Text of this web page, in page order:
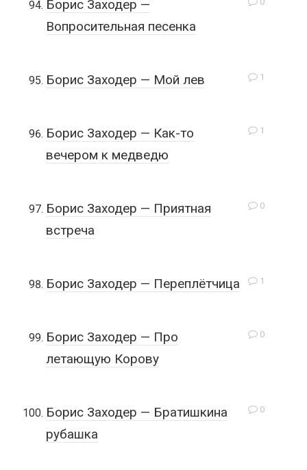
Борис Заходер —
Вопросительная песенка
1
Борис Заходер — Мой лев
1
Борис Заходер — Как-то
вечером к медведю
0
Борис Заходер — Приятная
встреча
1
Борис Заходер — Переплётчица
0
Борис Заходер — Про
летающую Корову
0
Борис Заходер — Братишкина
рубашка